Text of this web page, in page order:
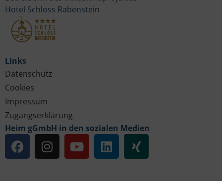
Links
Datenschutz
Cookies
Impressum
Zugangserklärung
Heim gGmbH in den sozialen Medien
Hotel Schloss Rabenstein